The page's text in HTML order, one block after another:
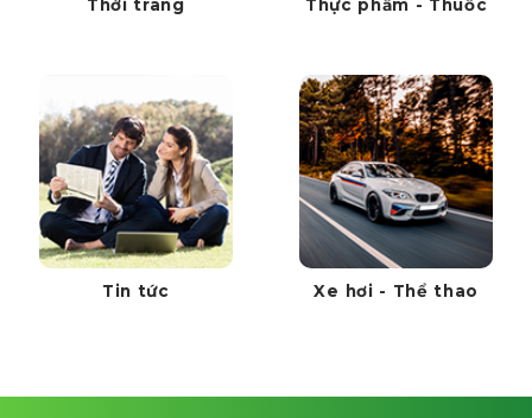
Thời trang Thực phẩm - Thuốc
Tin tức Xe hơi - Thể thao